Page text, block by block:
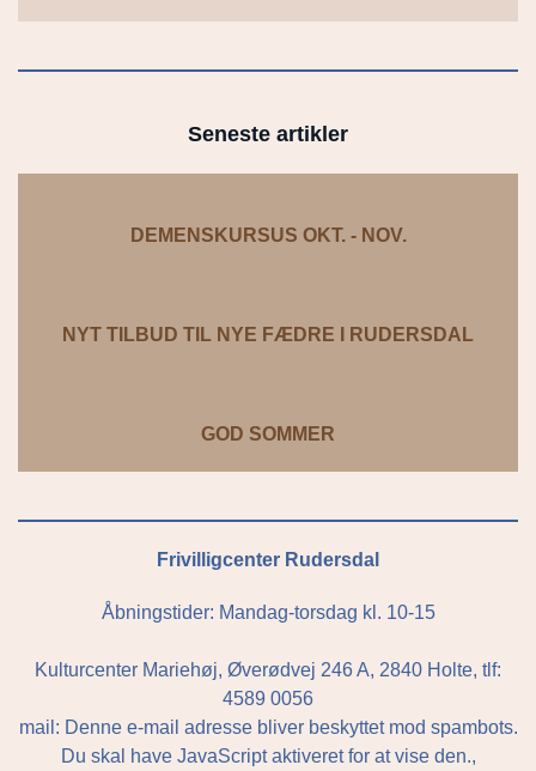
Seneste artikler
DEMENSKURSUS OKT. - NOV.
NYT TILBUD TIL NYE FÆDRE I RUDERSDAL
GOD SOMMER
Frivilligcenter Rudersdal
Åbningstider: Mandag-torsdag kl. 10-15
Kulturcenter Mariehøj, Øverødvej 246 A, 2840 Holte, tlf:
4589 0056
mail: Denne e-mail adresse bliver beskyttet mod spambots.
Du skal have JavaScript aktiveret for at vise den.,